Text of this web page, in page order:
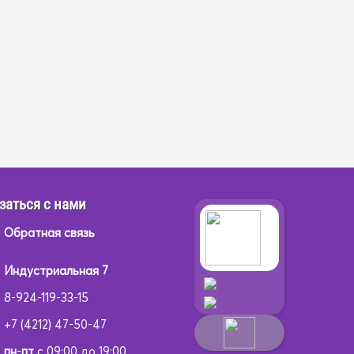
с нами
Обратная связь
Индустриальная 7
8-924-119-33-15
+7 (4212) 47-50-47
пн-птс 09:00 до 19:00